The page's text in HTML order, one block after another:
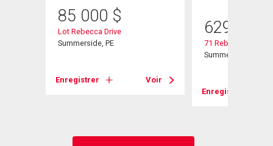
85 000 $
Lot Rebecca Drive
Summerside, PE
Enregistrer Voir
629 900
71 Rebecca Drive
Summerside, PE
Enregistrer